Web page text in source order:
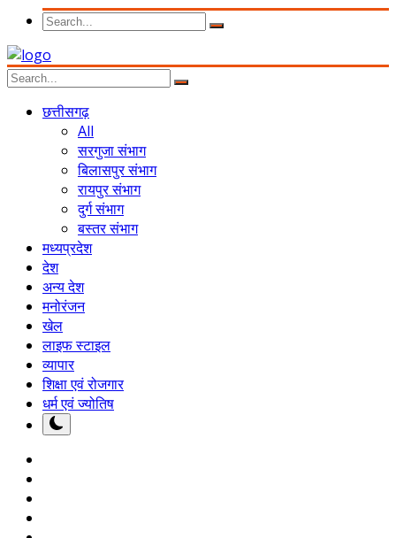
छत्तीसगढ़
All
सरगुजा संभाग
बिलासपुर संभाग
रायपुर संभाग
दुर्ग संभाग
बस्तर संभाग
मध्यप्रदेश
देश
अन्य देश
मनोरंजन
खेल
लाइफ स्टाइल
व्यापार
शिक्षा एवं रोजगार
धर्म एवं ज्योतिष